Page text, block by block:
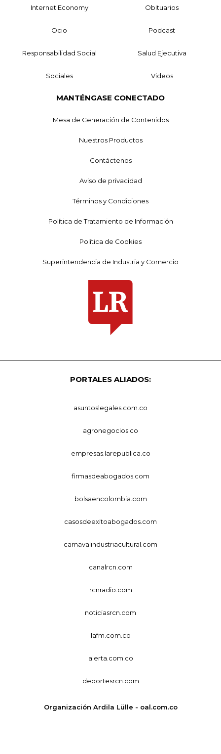
Internet Economy Obituarios
Ocio Podcast
Responsabilidad Social Salud Ejecutiva
Sociales Videos
MANTÉNGASE CONECTADO
Mesa de Generación de Contenidos
Nuestros Productos
Contáctenos
Aviso de privacidad
Términos y Condiciones
Política de Tratamiento de Información
Política de Cookies
Superintendencia de Industria y Comercio
PORTALES ALIADOS:
asuntoslegales.com.co
agronegocios.co
empresas.larepublica.co
firmasdeabogados.com
bolsaencolombia.com
casosdeexitoabogados.com
carnavalindustriacultural.com
canalrcn.com
rcnradio.com
noticiasrcn.com
lafm.com.co
alerta.com.co
deportesrcn.com
Organización Ardila Lülle - oal.com.co